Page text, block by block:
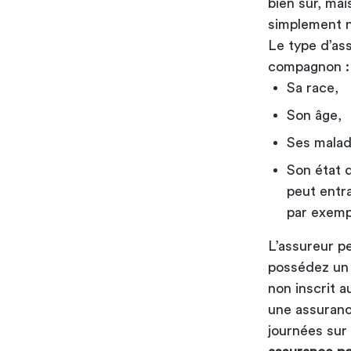
bien sûr,
simplement
Le type
compagnon :
Sa race,
Son âge,
Ses
Son état
peut
par
L’assureur
possédez
non inscrit
une
journées